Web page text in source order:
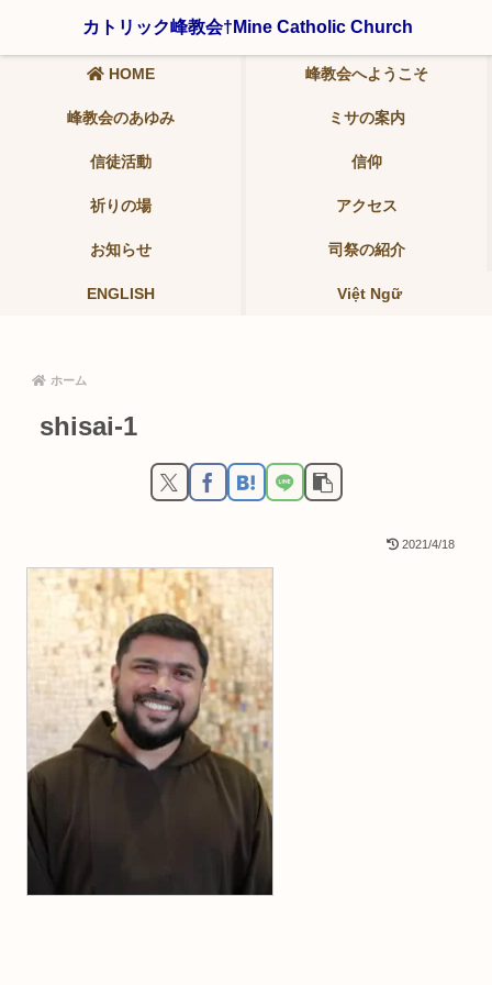
HOME 峰教会へようこそ
峰教会のあゆみ ミサの案内
信徒活動 信仰
祈りの場 アクセス
お知らせ 司祭の紹介
ENGLISH Việt Ngữ
ホーム
shisai-1
2021/4/18
カトリック峰教会†Mine Catholic Church